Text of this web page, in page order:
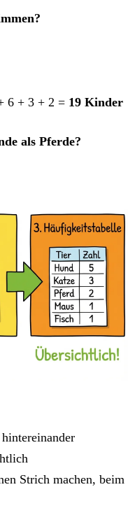
6 + 3 + 2 = 19 Kinder
als Pferde?
Strich machen, beim